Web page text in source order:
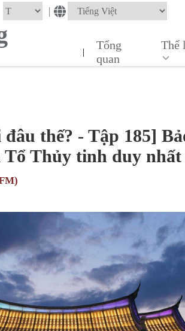
|
|
Tổng
quan
Thể
thế? - Tập 185]
Thủy tinh duy